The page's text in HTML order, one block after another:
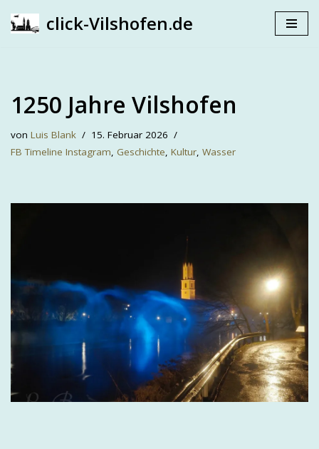
click-Vilshofen.de
1250 Jahre Vilshofen
von Luis Blank
15. Februar 2026
FB Timeline Instagram, Geschichte, Kultur, Wasser